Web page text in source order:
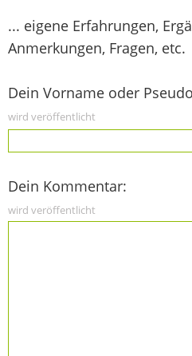
... eigene Erfahrungen,
Anmerkungen, Fragen, etc.
Dein Vorname oder
wird veröffentlicht
Dein Kommentar:
wird veröffentlicht